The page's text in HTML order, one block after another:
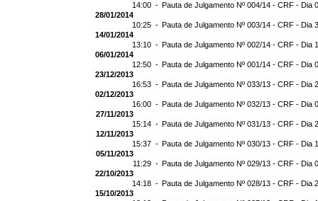
14:00 - Pauta de Julgamento Nº 004/14 - CRF - Dia
28/01/2014
10:25 - Pauta de Julgamento Nº 003/14 - CRF - Dia
14/01/2014
13:10 - Pauta de Julgamento Nº 002/14 - CRF - Dia
06/01/2014
12:50 - Pauta de Julgamento Nº 001/14 - CRF - Dia
23/12/2013
16:53 - Pauta de Julgamento Nº 033/13 - CRF - Dia
02/12/2013
16:00 - Pauta de Julgamento Nº 032/13 - CRF - Dia
27/11/2013
15:14 - Pauta de Julgamento Nº 031/13 - CRF - Dia
12/11/2013
15:37 - Pauta de Julgamento Nº 030/13 - CRF - Dia
05/11/2013
11:29 - Pauta de Julgamento Nº 029/13 - CRF - Dia
22/10/2013
14:18 - Pauta de Julgamento Nº 028/13 - CRF - Dia
15/10/2013